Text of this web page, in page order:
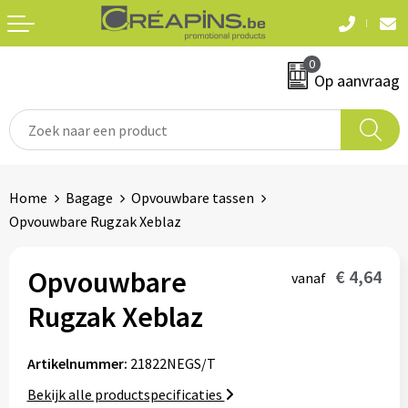
0
Op aanvraag
T-shirts
Sweaters en hoodies
Jassen
Hemden
Automerken
Eten & drinken
Snoepgoed
Waterflesjes
Home Bagage
Opvouwbare tassen
Opvouwbare Rugzak Xeblaz
Opvouwbare
Rugzak Xeblaz
vanaf € 4,64
Artikelnummer: 21822NEGS/T
Bekijk alle productspecificaties